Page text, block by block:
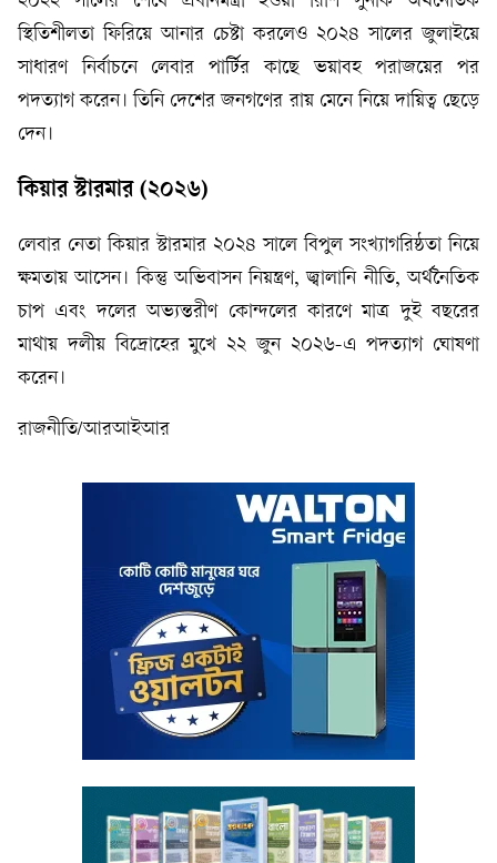
স্থিতিশীলতা ফিরিয়ে আনার চেষ্টা করলেও ২০২৪ সালের জুলাইয়ে
সাধারণ নির্বাচনে লেবার পার্টির কাছে ভয়াবহ পরাজয়ের পর
পদত্যাগ করেন। তিনি দেশের জনগণের রায় মেনে নিয়ে দায়িত্ব ছেড়ে
দেন।
কিয়ার স্টারমার (২০২৬)
লেবার নেতা কিয়ার স্টারমার ২০২৪ সালে বিপুল সংখ্যাগরিষ্ঠতা নিয়ে
ক্ষমতায় আসেন। কিন্তু অভিবাসন নিয়ন্ত্রণ, জ্বালানি নীতি, অর্থনৈতিক
চাপ এবং দলের অভ্যন্তরীণ কোন্দলের কারণে মাত্র দুই বছরের
মাথায় দলীয় বিদ্রোহের মুখে ২২ জুন ২০২৬-এ পদত্যাগ ঘোষণা
করেন।
রাজনীতি/আরআইআর